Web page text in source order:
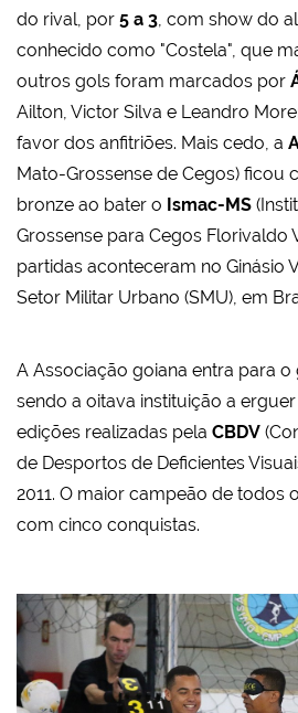
do rival, por 5 a 3, com show do
conhecido como "Costela", que
outros gols foram marcados por
Ailton, Victor Silva e Leandro
favor dos anfitriões. Mais cedo, a
Mato-Grossense de Cegos) ficou
bronze ao bater o Ismac-MS
Grossense para Cegos Florivaldo
partidas aconteceram no Ginásio
Setor Militar Urbano (SMU), em
A Associação goiana entra para
sendo a oitava instituição a
edições realizadas pela CBDV
de Desportos de Deficientes
2011. O maior campeão de todos
com cinco conquistas.